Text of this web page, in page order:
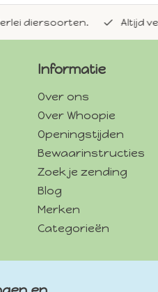
Altijd vers,
Informatie
Over ons
Over Whoopie
Openingstijden
Bewaarinstructies
Zoek je zending
Blog
Merken
Categorieën